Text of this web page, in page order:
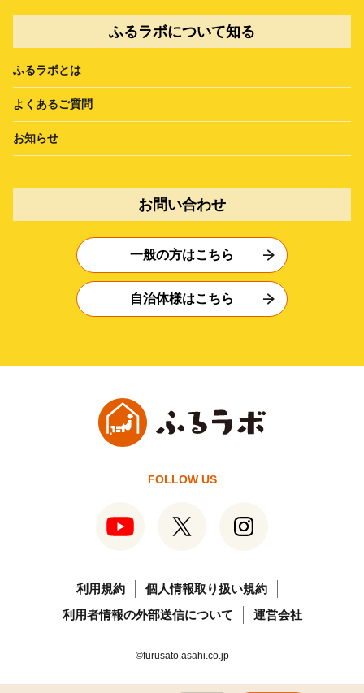
ふるラボについて知る
ふるラボとは
よくあるご質問
お知らせ
お問い合わせ
一般の方はこちら
自治体様はこちら
FOLLOW US
利用規約
個人情報取り扱い規約
利用者情報の外部送信について
運営会社
©furusato.asahi.co.jp